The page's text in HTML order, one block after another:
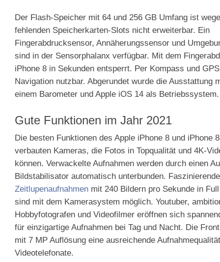
Der Flash-Speicher mit 64 und 256 GB Umfang ist
fehlenden Speicherkarten-Slots nicht erweiterbar. Ein
Fingerabdrucksensor, Annäherungssensor und
sind in der Sensorphalanx verfügbar. Mit dem
iPhone 8 in Sekunden entsperrt. Per Kompass und
Navigation nutzbar. Abgerundet wurde die Ausstattung
einem Barometer und Apple iOS 14 als Betriebssystem.
Gute Funktionen im Jahr 2021
Die besten Funktionen des Apple iPhone 8 und iPhone
verbauten Kameras, die Fotos in Topqualität und 4K-
können. Verwackelte Aufnahmen werden durch einen
Bildstabilisator automatisch unterbunden. Faszinierende
Zeitlupenaufnahmen mit 240 Bildern pro Sekunde in
sind mit dem Kamerasystem möglich. Youtuber,
Hobbyfotografen und Videofilmer eröffnen sich
für einzigartige Aufnahmen bei Tag und Nacht. Die
mit 7 MP Auflösung eine ausreichende
Videotelefonate.